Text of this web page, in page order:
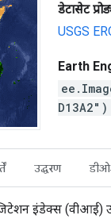
डेटासेट
USGS
Earth
D13A2")
उद्धरण
इंडेक्स